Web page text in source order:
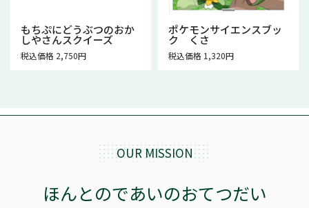
もちぷにどうぶつのおか
しやさんスクイーズ
税込価格 2,750円
ポケモンサイエンスブッ
ク くさ
税込価格 1,320円
OUR MISSION
ほんとのであいのおてつだい